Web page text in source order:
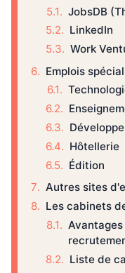
JobsDB
LinkedIn
Work
Emplois
Hôtellerie
Édition
Autres sites
Les cabinets
Liste de